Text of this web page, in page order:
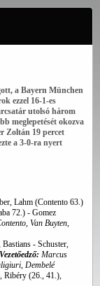
a Bayern München
ezzel 16-1-es
utolsó három
meglepetését okozva
Zoltán 19 percet
a 3-0-ra nyert
Lahm (Contento 63.)
72.) - Gomez
Van Buyten,
- Schuster,
Vezetőedző: Marcus
Dembelé
Ribéry (26., 41.),